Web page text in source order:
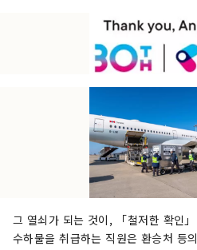
그 열쇠가 되는 것이, 「철저한 확인
수하물을 취급하는 직원은 환승처 등